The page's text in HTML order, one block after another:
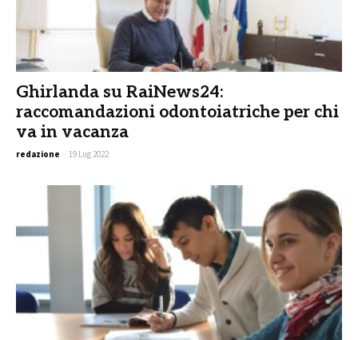
Ghirlanda su RaiNews24:
raccomandazioni odontoiatriche per chi
va in vacanza
redazione - 19 Lug 2022